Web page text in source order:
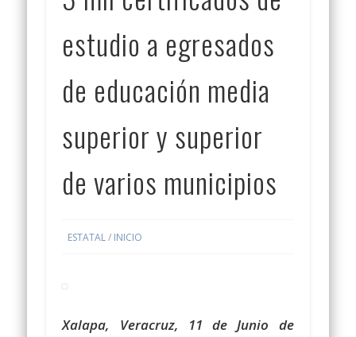
estudio a egresados
de educación media
superior y superior
de varios municipios
ESTATAL/ INICIO
Xalapa, Veracruz, 11 de Junio de